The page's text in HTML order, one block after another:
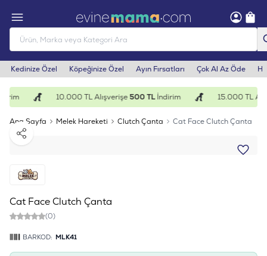
Kedinize Özel Köpeğinize Özel Ayın Fırsatları Çok Al Az Öde
10.000 TL Alışverişe500 TLİndirim 15.000 TL
Ana Sayfa Melek Hareketi Clutch Çanta
Cat Face Clutch Çanta
Paylaş
Cat Face Clutch Çanta
(0)
BARKOD: MLK41